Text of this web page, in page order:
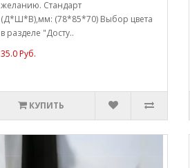
желанию. Стандарт
(Д*Ш*В),мм: (78*85*70) Выбор цвета
в разделе "Досту..
35.0 Руб.
КУПИТЬ